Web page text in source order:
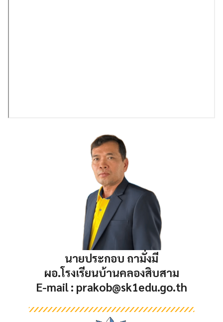
นายประกอบ ถามั่งมี
ผอ.โรงเรียนบ้านคลองสิบสาม
E-mail : prakob@sk1edu.go.th